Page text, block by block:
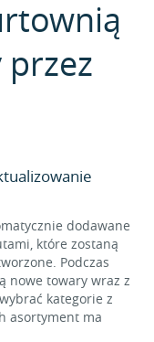
dodawane
które zostaną
Podczas
nowe towary wraz z
kategorie z
asortyment ma